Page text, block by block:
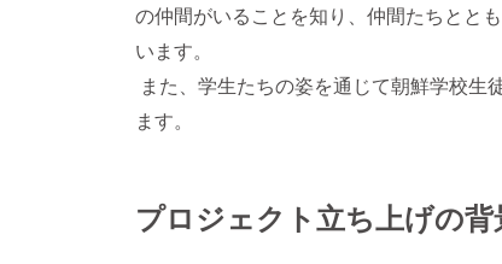
の仲間がいることを知り、仲間たちとと
います。
また、学生たちの姿を通じて朝鮮学校生
ます。
プロジェクト立ち上げの背